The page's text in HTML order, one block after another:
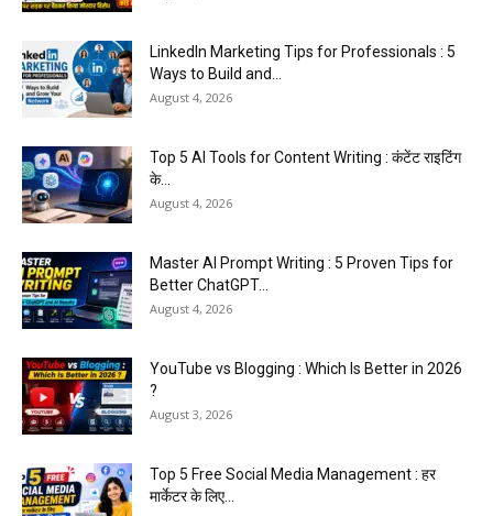
LinkedIn Marketing Tips for Professionals : 5
Ways to Build and...
August 4, 2026
Top 5 AI Tools for Content Writing : कंटेंट राइटिंग
के...
August 4, 2026
Master AI Prompt Writing : 5 Proven Tips for
Better ChatGPT...
August 4, 2026
YouTube vs Blogging : Which Is Better in 2026
?
August 3, 2026
Top 5 Free Social Media Management : हर
मार्केटर के लिए...